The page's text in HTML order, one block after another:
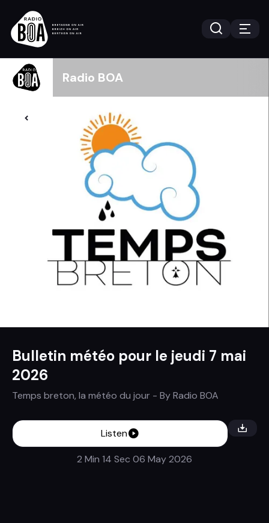
Radio BOA
Bulletin météo pour le jeudi 7 mai
2026
Temps breton, la météo du jour - ByRadio BOA
Listen
2 Min 14 Sec 06 May 2026